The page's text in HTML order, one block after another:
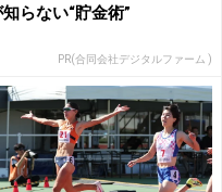
らない“貯金術”
PR(合同会社デジタルファーム )